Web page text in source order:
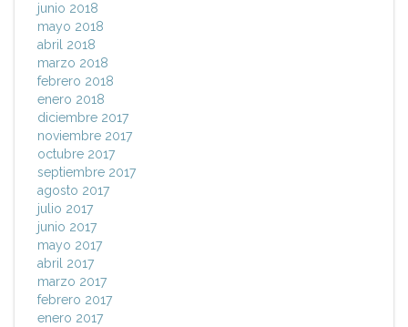
junio 2018
mayo 2018
abril 2018
marzo 2018
febrero 2018
enero 2018
diciembre 2017
noviembre 2017
octubre 2017
septiembre 2017
agosto 2017
julio 2017
junio 2017
mayo 2017
abril 2017
marzo 2017
febrero 2017
enero 2017